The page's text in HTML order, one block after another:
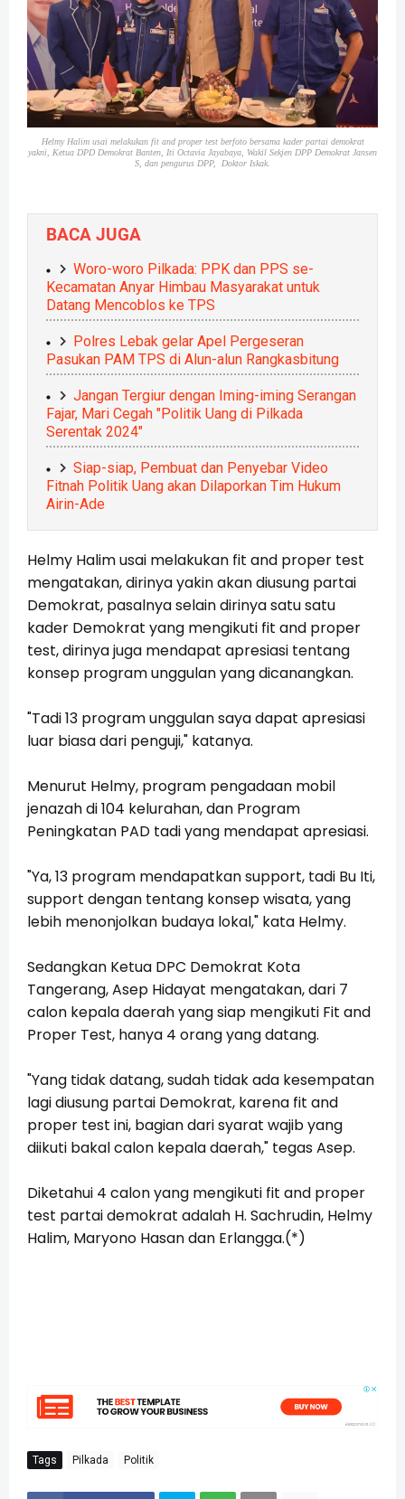
Helmy Halim usai melakukan fit and proper test berfoto bersama kader partai demokrat
yakni, Ketua DPD Demokrat Banten, Iti Octavia Jayabaya, Wakil Sekjen DPP Demokrat Jansen
S, dan pengurus DPP, Doktor Iskak.
BACA JUGA
Woro-woro Pilkada: PPK dan PPS se-
Kecamatan Anyar Himbau Masyarakat untuk
Datang Mencoblos ke TPS
Polres Lebak gelar Apel Pergeseran
Pasukan PAM TPS di Alun-alun Rangkasbitung
Jangan Tergiur dengan Iming-iming Serangan
Fajar, Mari Cegah "Politik Uang di Pilkada
Serentak 2024"
Siap-siap, Pembuat dan Penyebar Video
Fitnah Politik Uang akan Dilaporkan Tim Hukum
Airin-Ade
Helmy Halim usai melakukan fit and proper test
mengatakan, dirinya yakin akan diusung partai
Demokrat, pasalnya selain dirinya satu satu
kader Demokrat yang mengikuti fit and proper
test, dirinya juga mendapat apresiasi tentang
konsep program unggulan yang dicanangkan.
"Tadi 13 program unggulan saya dapat apresiasi
luar biasa dari penguji," katanya.
Menurut Helmy, program pengadaan mobil
jenazah di 104 kelurahan, dan Program
Peningkatan PAD tadi yang mendapat apresiasi.
"Ya, 13 program mendapatkan support, tadi Bu Iti,
support dengan tentang konsep wisata, yang
lebih menonjolkan budaya lokal," kata Helmy.
Sedangkan Ketua DPC Demokrat Kota
Tangerang, Asep Hidayat mengatakan, dari 7
calon kepala daerah yang siap mengikuti Fit and
Proper Test, hanya 4 orang yang datang.
"Yang tidak datang, sudah tidak ada kesempatan
lagi diusung partai Demokrat, karena fit and
proper test ini, bagian dari syarat wajib yang
diikuti bakal calon kepala daerah," tegas Asep.
Diketahui 4 calon yang mengikuti fit and proper
test partai demokrat adalah H. Sachrudin, Helmy
Halim, Maryono Hasan dan Erlangga.(*)
Tags Pilkada Politik